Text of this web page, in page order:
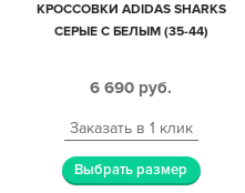
КРОССОВКИ ADIDAS SHARKS
СЕРЫЕ С БЕЛЫМ (35-44)
6 690 руб.
Заказать в 1 клик
Выбрать размер